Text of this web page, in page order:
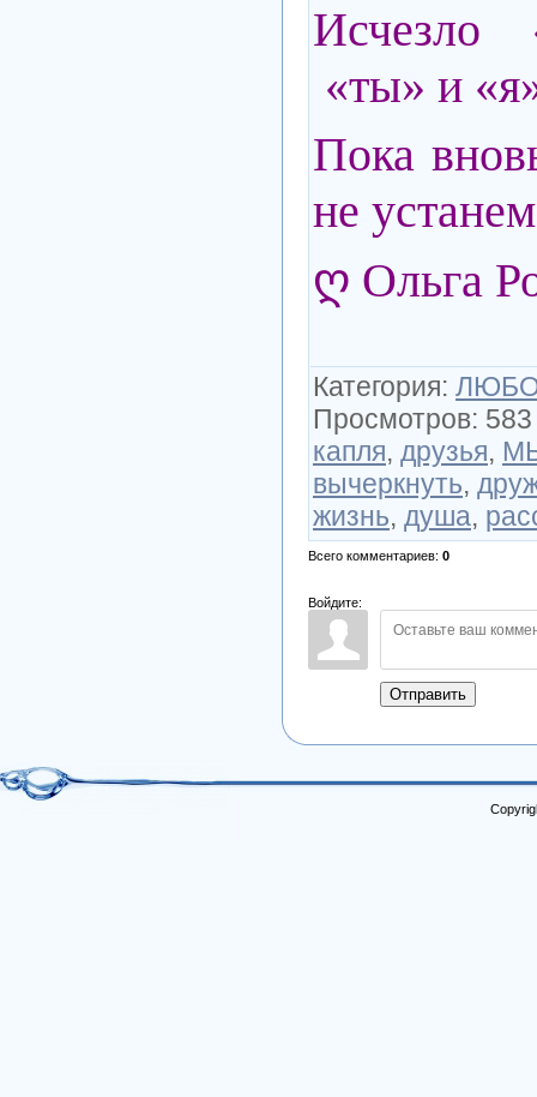
Исчезло
«ты» и
Пока
не
ღ Ольга
Категория:
Просмотров: 583
капля, друзья,
вычеркнуть,
жизнь, душа,
Всего комментариев: 0
Войдите:
Отправить